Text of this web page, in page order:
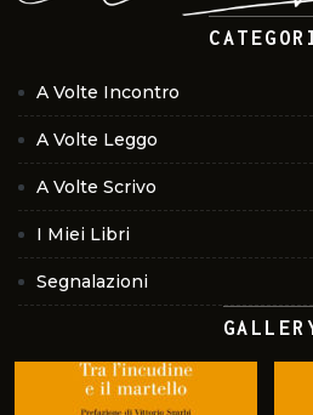
A Volte Incontro
A Volte Leggo
A Volte Scrivo
I Miei Libri
Segnalazioni